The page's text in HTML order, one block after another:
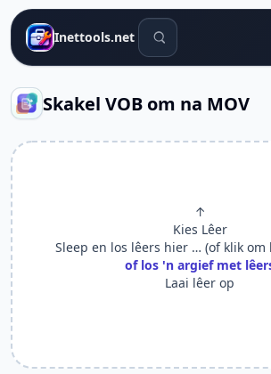
Inettools.net Soek gereedskap
Skakel VOB om na MOV
↑
Kies Lêer
Sleep en los lêers hier … (of klik om
of los 'n argief met
Laai lêer op